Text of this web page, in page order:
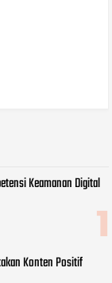
Keamanan Digital
Konten Positif